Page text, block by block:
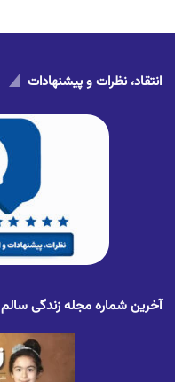
انتقاد، نظرات و پیشنهادات
آخرین شماره مجله زندگی سالم